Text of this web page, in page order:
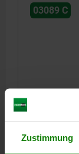
Zustimmung
03089 C